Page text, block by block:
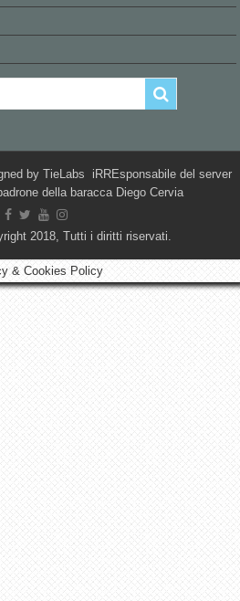
by TieLabs iRREsponsabile del server
della baracca Diego Cervia
2018, Tutti i diritti riservati.
& Cookies Policy